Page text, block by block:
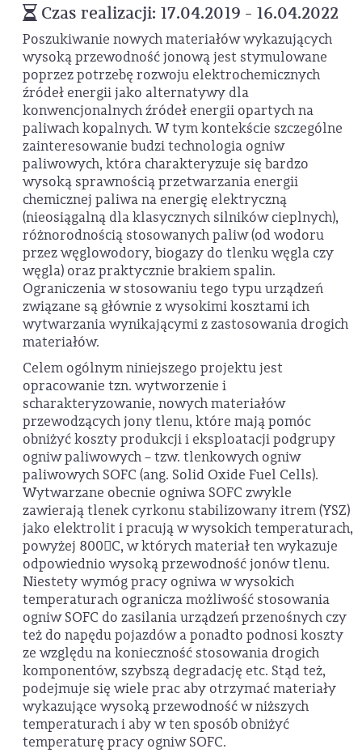
Czas realizacji: 17.04.2019 - 16.04.2022
Poszukiwanie nowych materiałów wykazujących
wysoką przewodność jonową jest stymulowane
poprzez potrzebę rozwoju elektrochemicznych
źródeł energii jako alternatywy dla
konwencjonalnych źródeł energii opartych na
paliwach kopalnych. W tym kontekście szczególne
zainteresowanie budzi technologia ogniw
paliwowych, która charakteryzuje się bardzo
wysoką sprawnością przetwarzania energii
chemicznej paliwa na energię elektryczną
(nieosiągalną dla klasycznych silników cieplnych),
różnorodnością stosowanych paliw (od wodoru
przez węglowodory, biogazy do tlenku węgla czy
węgla) oraz praktycznie brakiem spalin.
Ograniczenia w stosowaniu tego typu urządzeń
związane są głównie z wysokimi kosztami ich
wytwarzania wynikającymi z zastosowania drogich
materiałów.
Celem ogólnym niniejszego projektu jest
opracowanie tzn. wytworzenie i
scharakteryzowanie, nowych materiałów
przewodzących jony tlenu, które mają pomóc
obniżyć koszty produkcji i eksploatacji podgrupy
ogniw paliwowych – tzw. tlenkowych ogniw
paliwowych SOFC (ang. Solid Oxide Fuel Cells).
Wytwarzane obecnie ogniwa SOFC zwykle
zawierają tlenek cyrkonu stabilizowany itrem (YSZ)
jako elektrolit i pracują w wysokich temperaturach,
powyżej 800C, w których materiał ten wykazuje
odpowiednio wysoką przewodność jonów tlenu.
Niestety wymóg pracy ogniwa w wysokich
temperaturach ogranicza możliwość stosowania
ogniw SOFC do zasilania urządzeń przenośnych czy
też do napędu pojazdów a ponadto podnosi koszty
ze względu na konieczność stosowania drogich
komponentów, szybszą degradację etc. Stąd też,
podejmuje się wiele prac aby otrzymać materiały
wykazujące wysoką przewodność w niższych
temperaturach i aby w ten sposób obniżyć
temperaturę pracy ogniw SOFC.